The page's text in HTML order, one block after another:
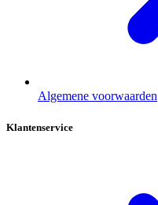
Algemene voorwaarden
Klantenservice